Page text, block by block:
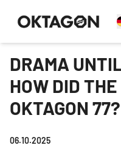
DRAMA
HOW DID
OKTAGON 77?
06.10.2025